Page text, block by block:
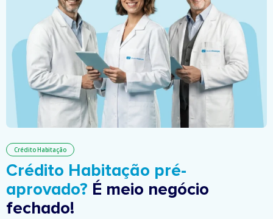
Crédito Habitação
Crédito Habitação pré-
aprovado? É meio negócio
fechado!